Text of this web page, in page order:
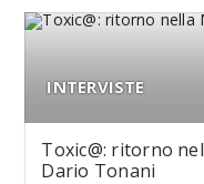
INTERVISTE
Toxic@: ritorno
Dario Tonani